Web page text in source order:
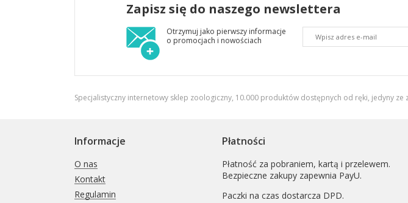
Zapisz się do naszego newslettera
Otrzymuj jako pierwszy informacje
o promocjach i nowościach
Specjalistyczny internetowy sklep zoologiczny, 10.000 produktów dostępnych od ręki, jedyny ze
Informacje
O nas
Kontakt
Regulamin
Płatności
Płatność za pobraniem, kartą i przelewem.
Bezpieczne zakupy zapewnia PayU.
Paczki na czas dostarcza DPD.